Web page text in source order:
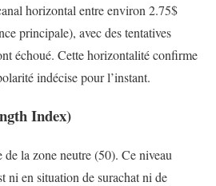
horizontal entre environ 2.75$
principale), avec des tentatives
échoué. Cette horizontalité confirme
indécise pour l’instant.
Index)
la zone neutre (50). Ce niveau
ni en situation de surachat ni de